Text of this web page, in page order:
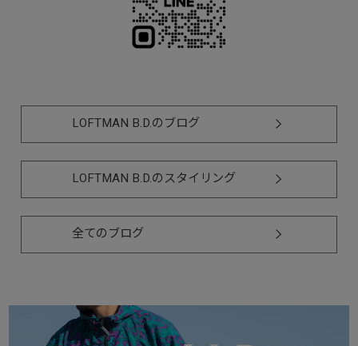
LOFTMAN B.D.のブログ
LOFTMAN B.D.のスタイリング
全てのブログ